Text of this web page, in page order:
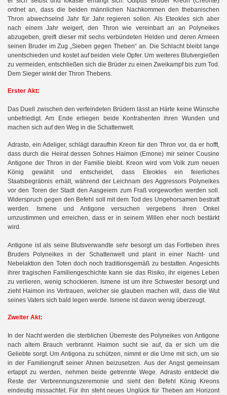
ordnet an, dass die beiden männlichen Nachkommen den thebanischen
Thron abwechselnd Jahr für Jahr regieren sollen. Als Eteokles sich aber
nach einem Jahr weigert, den Thron wie vereinbart an an Polyneikes
abzugeben, greift dieser mit sechs verbündeten Helden und deren Armeen
seinen Bruder im Zug „Sieben gegen Theben“ an. Die Schlacht bleibt lange
unentschieden und kostet auf beiden viele Opfer. Um weiteres Blutvergießen
zu vermeiden, entschließen sich die Brüder zu einen Zweikampf bis zum Tod.
Dem Sieger winkt der Thron Thebens.
Erster Akt:
Das Duell zwischen den verfeindeten Brüdern lässt an Härte keine Wünsche
unbefriedigt. Am Ende erliegen beide Kontrahenten ihren Wunden und
machen sich auf den Weg in die Schattenwelt.
Adrasto, ein Adeliger, schlägt daraufhin Kreon für den Thron vor, da er hofft,
dass durch die Heirat dessen Sohnes Haimon (Emone) mir seiner Cousine
Antigone der Thron in der Familie bleibt. Kreon wird vom Volk zum neuen
König gewählt und entscheidet, dass Eteokles ein feierliches
Staatsbegräbnis erhält, während der Leichnam des Aggressors Polyneikes
vor den Toren der Stadt den Aasgeiern zum Fraß vorgeworfen werden soll.
Widerspruch gegen den Befehl soll mit dem Tod des Ungehorsamen bestraft
werden. Ismene und Antigone versuchen vergebens ihren Onkel
umzustimmen und erreichen, dass er in seinem Willen eher noch bestärkt
wird.
Antigone ist als seine Blutsverwandte sehr besorgt um das Fortleben ihres
Bruders Polyneikes in der Schattenwelt und plant in einer Nacht- und
Nebelaktion den Toten doch noch traditionsgemäß zu bestatten. Angesichts
ihrer tragischen Familiengeschichte kann sie das Risiko, ihr eigenes Leben
zu verlieren, wenig schockieren. Ismene ist um ihre Schwester besorgt und
zieht Haimon ins Vertrauen, welcher sie glauben machen will, dass die Wut
seines Vaters sich bald legen werde. Ismene ist davon wenig überzeugt.
Zweiter Akt:
In der Nacht werden die sterblichen Überreste des Polyneikes von Antigone
nach altem Brauch verbrannt. Haimon sucht sie auf, da er sich um die
Geliebte sorgt. Um Antigona zu schützen, nimmt er die Urne mit sich, um sie
in der Familiengruft seiner Ahnen beizusetzen. Aus der Angst gemeinsam
ertappt zu werden, nehmen beide getrennte Wege. Adrasto entdeckt die
Reste der Verbrennungszeremonie und sieht den Befehl König Kreons
eindeutig missachtet. Für ihn steht neues Unglück für Theben am Horizont